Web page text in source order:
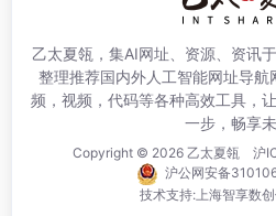
乙太夏瓴，集AI网址、资源、资讯
整理推荐国内外人工智能网址导
频，视频，代码等各种高效工具，
一步，畅享未
Copyright © 2026 乙太夏瓴
沪
沪公网安备
技术支持:上海智享数